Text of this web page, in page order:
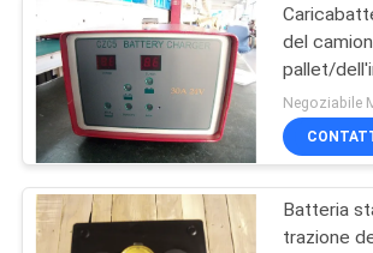
Macchina della
stampa della
gomma del
elevatore
del
pallet/
alta
Negoziabile
Batteria
trazione